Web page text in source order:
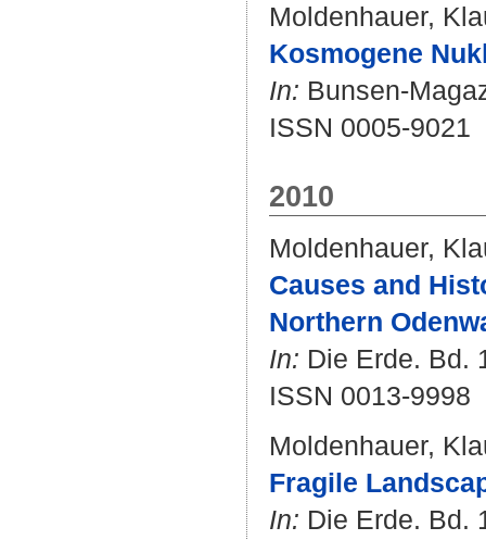
Moldenhauer,
Kosmogene
In: Bunsen-
ISSN 0005-9021
2010
Moldenhauer,
Causes and
Northern
In: Die Erde. Bd.
ISSN 0013-9998
Moldenhauer,
Fragile
In: Die Erde. Bd.